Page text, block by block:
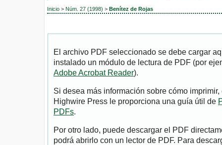
Inicio > Núm. 27 (1998) > Benítez de Rojas
El archivo PDF seleccionado se debe cargar
instalado un módulo de lectura de PDF (por
Adobe Acrobat Reader).
Si desea más información sobre cómo
Highwire Press le proporciona una guía útil de
PDFs.
Por otro lado, puede descargar el PDF
podrá abrirlo con un lector de PDF. Para